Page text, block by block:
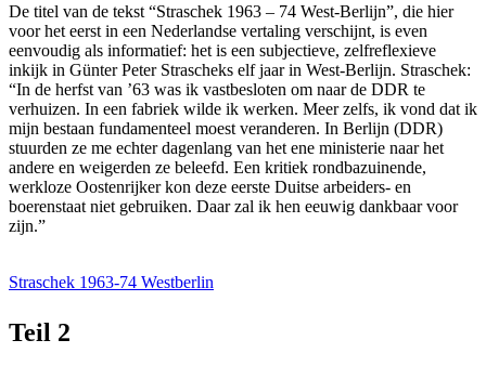
De titel van de tekst “Straschek 1963 – 74 West-Berlijn”, die hier
voor het eerst in een Nederlandse vertaling verschijnt, is even
eenvoudig als informatief: het is een subjectieve, zelfreflexieve
inkijk in Günter Peter Strascheks elf jaar in West-Berlijn. Straschek:
“In de herfst van ’63 was ik vastbesloten om naar de DDR te
verhuizen. In een fabriek wilde ik werken. Meer zelfs, ik vond dat ik
mijn bestaan fundamenteel moest veranderen. In Berlijn (DDR)
stuurden ze me echter dagenlang van het ene ministerie naar het
andere en weigerden ze beleefd. Een kritiek rondbazuinende,
werkloze Oostenrijker kon deze eerste Duitse arbeiders- en
boerenstaat niet gebruiken. Daar zal ik hen eeuwig dankbaar voor
zijn.”
Straschek 1963-74 Westberlin
Teil 2